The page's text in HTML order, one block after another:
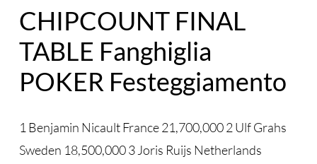
CHIPCOUNT FINAL
TABLE Fanghiglia
POKER Festeggiamento
1 Benjamin Nicault France 21,700,000 2 Ulf Grahs
Sweden 18,500,000 3 Joris Ruijs Netherlands